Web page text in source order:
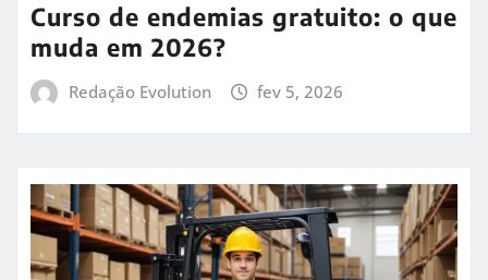
Curso de endemias gratuito: o que
muda em 2026?
Redação Evolution fev 5, 2026